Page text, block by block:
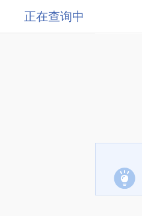
正在查询中